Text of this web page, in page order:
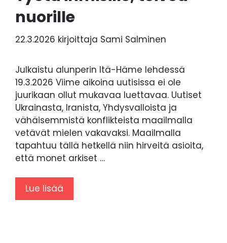
nuorille
22.3.2026 kirjoittaja Sami Salminen
Julkaistu alunperin Itä-Häme lehdessä
19.3.2026 Viime aikoina uutisissa ei ole
juurikaan ollut mukavaa luettavaa. Uutiset
Ukrainasta, Iranista, Yhdysvalloista ja
vähäisemmistä konflikteista maailmalla
vetävät mielen vakavaksi. Maailmalla
tapahtuu tällä hetkellä niin hirveitä asioita,
että monet arkiset …
Lue lisää